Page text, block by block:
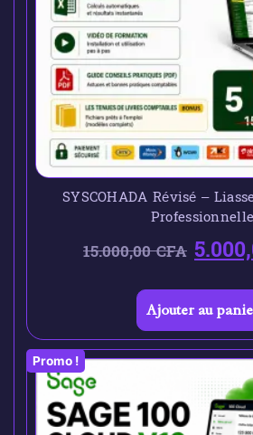
SYSCOHADA Révisé –
Professionnelle
15.000,00CFA
Ajouter au
Promo !